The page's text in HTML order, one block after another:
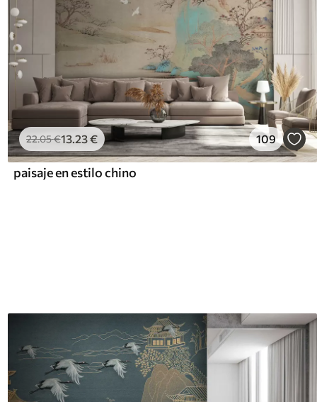
22.05€13.23€ 109
paisaje en estilo chino